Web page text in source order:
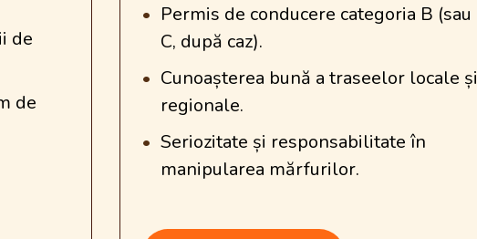
de
de
Permis de conducere categoria B (sau
C, după caz).
Cunoașterea bună a traseelor locale și
regionale.
Seriozitate și responsabilitate în
manipularea mărfurilor.